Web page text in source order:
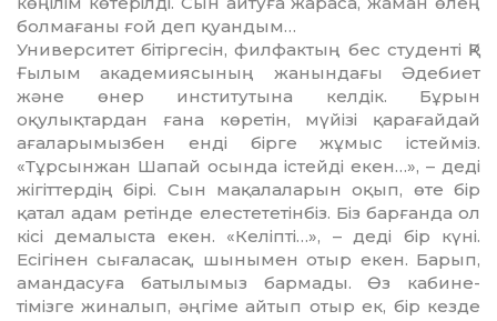
болмағаны ғой деп қуан­дым…
Университет бітіргесін, филфактың бес студенті ҚР
Ғылым академиясының жанындағы Әдебиет
және өнер институтына келдік. Бұрын
оқулықтардан ғана көретін, мүйізі қарағайдай
ағаларымыз­бен енді бірге жұмыс істейміз.
«Тұрсынжан Шапай осында істейді екен…», – деді
жігіттердің бірі. Сын мақалаларын оқып, өте бір
қатал адам ретінде елестететінбіз. Біз барғанда ол
кісі демалыста екен. «Келіпті…», – деді бір күні.
Есігінен сығала­сақ, шынымен отыр екен. Барып,
аман­дасу­ға батылымыз бармады. Өз кабине­
тімізге жиналып, әңгіме айтып отыр ек, бір кезде